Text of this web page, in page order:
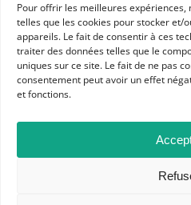
Pour offrir les meilleures expériences,
telles que les cookies pour stocker et/
appareils. Le fait de consentir à ces
traiter des données telles que le
uniques sur ce site. Le fait de ne pas
consentement peut avoir un effet
et fonctions.